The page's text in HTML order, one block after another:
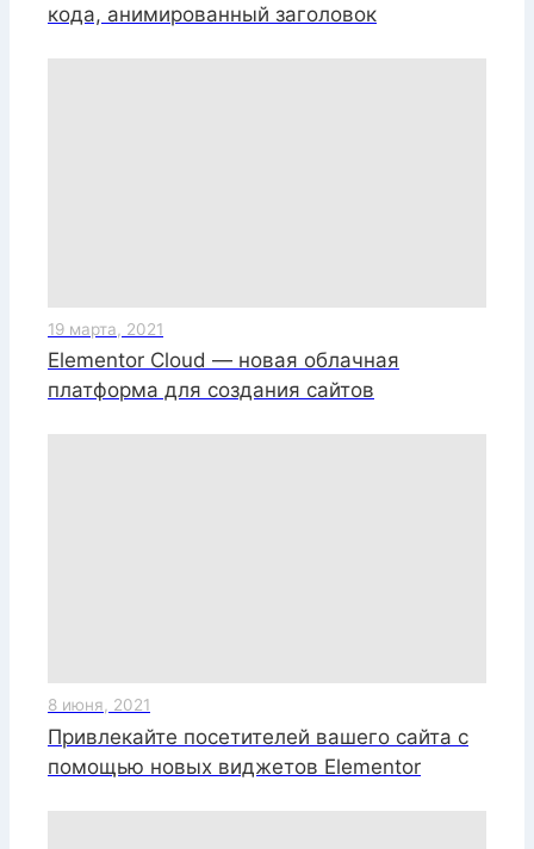
кода, анимированный заголовок
19 марта, 2021
Elementor Cloud — новая облачная
платформа для создания сайтов
8 июня, 2021
Привлекайте посетителей вашего сайта с
помощью новых виджетов Elementor